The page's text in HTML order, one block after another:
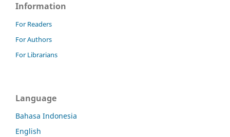
Information
For Readers
For Authors
For Librarians
Language
Bahasa Indonesia
English